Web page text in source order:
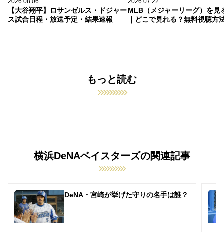
【大谷翔平】ロサンゼルス・ドジャー
ス試合日程・放送予定・結果速報
MLB（メジャーリーグ）を見
｜どこで見れる？無料視聴方
もっと読む
横浜DeNAベイスターズの関連記事
DeNA・宮崎が挙げた守りの名手は誰？